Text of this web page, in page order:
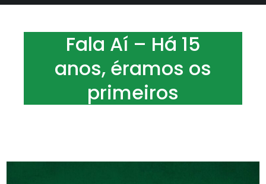
Fala Aí – Há 15
anos, éramos os
primeiros